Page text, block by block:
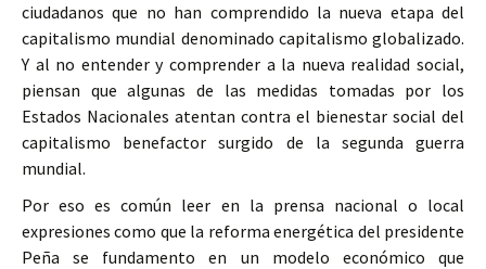
ciudadanos que no han comprendido la nueva etapa del
capitalismo mundial denominado capitalismo globalizado.
Y al no entender y comprender a la nueva realidad social,
piensan que algunas de las medidas tomadas por los
Estados Nacionales atentan contra el bienestar social del
capitalismo benefactor surgido de la segunda guerra
mundial.
Por eso es común leer en la prensa nacional o local
expresiones como que la reforma energética del presidente
Peña se fundamento en un modelo económico que